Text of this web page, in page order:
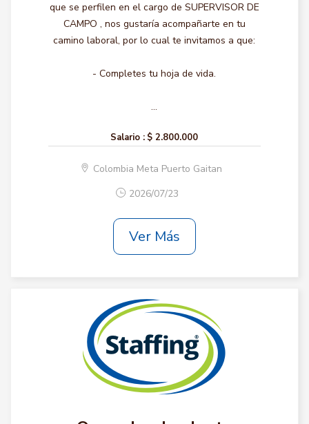
que se perfilen en el cargo de SUPERVISOR DE
CAMPO , nos gustaría acompañarte en tu
camino laboral, por lo cual te invitamos a que:
- Completes tu hoja de vida.
...
Salario : $ 2.800.000
Colombia Meta Puerto Gaitan
2026/07/23
Ver Más